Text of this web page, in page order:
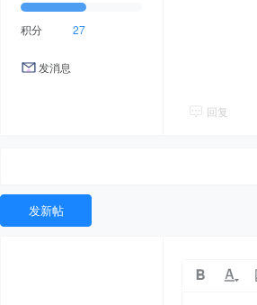
积分 27
发消息
回复
发新帖